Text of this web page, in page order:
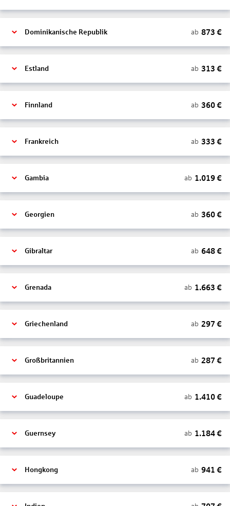
Dominikanische Republik ab 873 €
Estland ab 313 €
Finnland ab 360€
Frankreich ab 333 €
Gambia ab 1.019€
Georgien ab 360€
Gibraltar ab 648€
Grenada ab 1.663 €
Griechenland ab 297 €
Großbritannien ab 287 €
Guadeloupe ab 1.410€
Guernsey ab 1.184€
Hongkong ab 941 €